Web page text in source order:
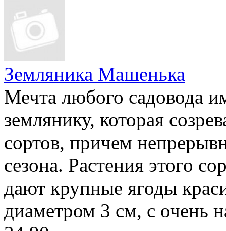
Земляника Машенька
Мечта любого садовода
землянику, которая
сортов, причем
сезона. Растения этого
дают крупные ягоды
диаметром 3 см, с очень